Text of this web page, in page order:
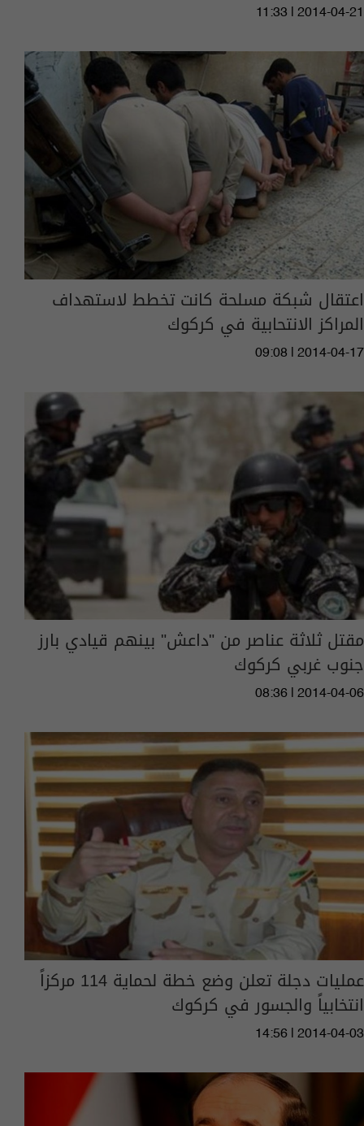
11:33 | 2014-04-21
اعتقال شبكة مسلحة كانت تخطط لاستهداف
المراكز الانتحابية في كركوك
09:08 | 2014-04-17
مقتل ثلاثة عناصر من "داعش" بينهم قيادي بارز
جنوب غربي كركوك
08:36 | 2014-04-06
عمليات دجلة تعلن وضع خطة لحماية 114 مركزاً
انتخابياً والجسور في كركوك
14:56 | 2014-04-03